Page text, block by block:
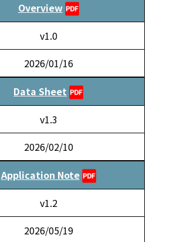
Overview
v1.0
2026/01/16
Data Sheet
v1.3
2026/02/10
Application Note
v1.2
2026/05/19